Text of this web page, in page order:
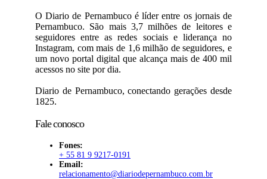
O Diario de Pernambuco é líder entre os jornais de
Pernambuco. São mais 3,7 milhões de leitores e
seguidores entre as redes sociais e liderança no
Instagram, com mais de 1,6 milhão de seguidores, e
um novo portal digital que alcança mais de 400 mil
acessos no site por dia.
Diario de Pernambuco, conectando gerações desde
1825.
Fale conosco
Fones:
+ 55 81 9 9217-0191
Email:
relacionamento@diariodepernambuco.com.br